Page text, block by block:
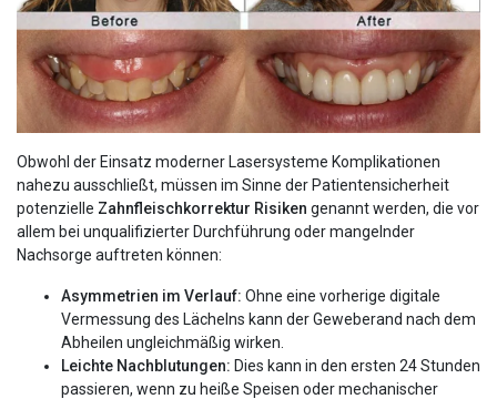
Obwohl der Einsatz moderner Lasersysteme Komplikationen
nahezu ausschließt, müssen im Sinne der Patientensicherheit
potenzielle Zahnfleischkorrektur Risiken genannt werden, die vor
allem bei unqualifizierter Durchführung oder mangelnder
Nachsorge auftreten können:
Asymmetrien im Verlauf: Ohne eine vorherige digitale
Vermessung des Lächelns kann der Geweberand nach dem
Abheilen ungleichmäßig wirken.
Leichte Nachblutungen: Dies kann in den ersten 24 Stunden
passieren, wenn zu heiße Speisen oder mechanischer